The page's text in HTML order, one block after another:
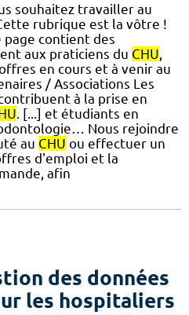
souhaitez travailler au
rubrique est la vôtre !
page contient des
aux praticiens du CHU
en cours et à venir au
/ Associations Les
à la prise en
. [...] et étudiants en
Nous rejoindre
au CHU ou effectuer un
d'emploi et la
afin
des données
les hospitaliers